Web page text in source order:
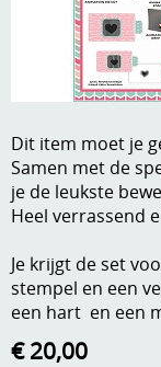
Dies om te
DVD-CD
Handige
Kneedmateriaal
Anders creatief
Gastenboek
Dit item moet je
Samen met de
je de leukste
Heel verrassend
Je krijgt de set
stempel en een
een hart en een
€ 20,00